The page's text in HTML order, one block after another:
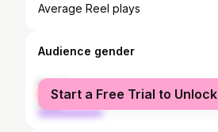
Average Reel plays
Audience gender
female
male
Start a Free Trial to Unlock